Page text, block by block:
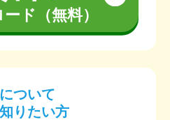
ド（無料）
ついて
りたい方